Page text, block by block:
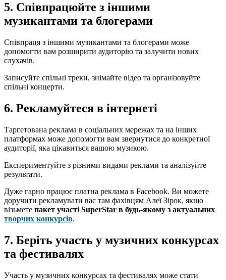
5. Співпрацюйте з іншими
музикантами та блогерами
Співпраця з іншими музикантами та блогерами може
допомогти вам розширити аудиторію та залучити нових
слухачів.
Записуйте спільні треки, знімайте відео та організовуйте
спільні концерти.
6. Рекламуйтеся в інтернеті
Таргетована реклама в соціальних мережах та на інших
платформах може допомогти вам звернутися до конкретної
аудиторії, яка цікавиться вашою музикою.
Експериментуйте з різними видами реклами та аналізуйте
результати.
Дуже гарно працює платна реклама в Facebook. Ви можете
доручити рекламувати вас там фахівцям Алеї Зірок, якщо
візьмете пакет участі SuperStar в будь-якому з актуальних
творчих конкурсів.
7. Беріть участь у музичних конкурсах
та фестивалях
Участь у музичних конкурсах та фестивалях може стати